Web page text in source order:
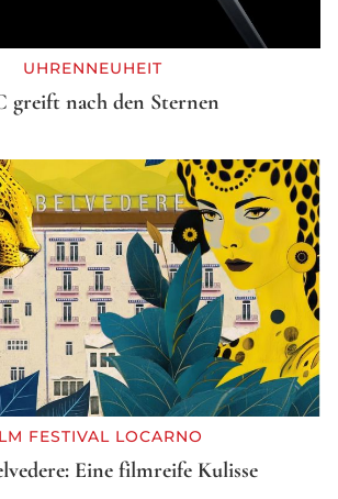
UHRENNEUHEIT
greift nach den Sternen
FESTIVAL LOCARNO
Eine filmreife Kulisse